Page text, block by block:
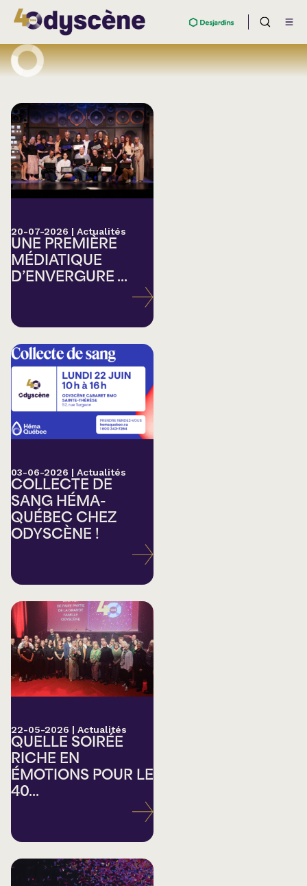
20-07-2026 | Actualités
UNE PREMIÈRE
MÉDIATIQUE
D’ENVERGURE ...
03-06-2026 | Actualités
COLLECTE DE
SANG HÉMA-
QUÉBEC CHEZ
ODYSCÈNE !
22-05-2026 | Actualités
QUELLE SOIRÉE
RICHE EN
ÉMOTIONS POUR LE
40...